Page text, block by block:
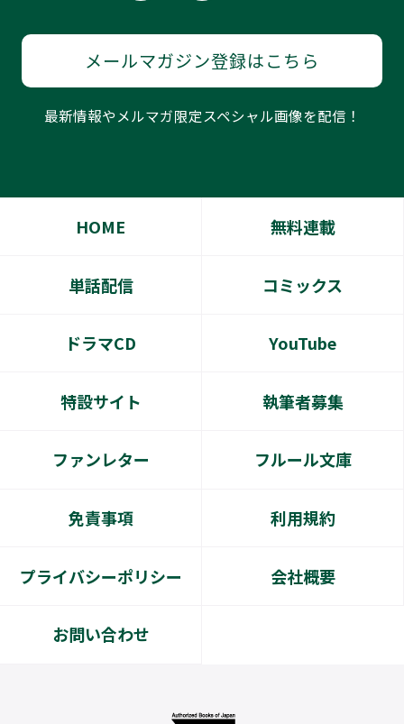
メールマガジン登録はこちら
最新情報やメルマガ限定スペシャル画像を配信！
HOME 無料連載
単話配信 コミックス
ドラマCD YouTube
特設サイト 執筆者募集
ファンレター フルール文庫
免責事項 利用規約
プライバシーポリシー 会社概要
お問い合わせ